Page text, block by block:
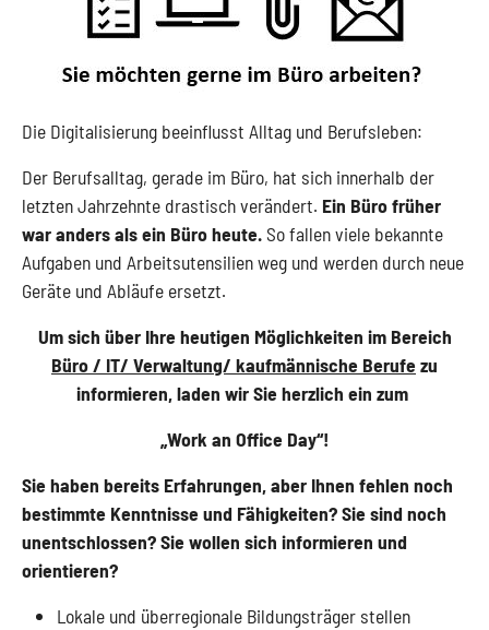
Die Digitalisierung beeinflusst Alltag und Berufsleben:
Der Berufsalltag, gerade im Büro, hat sich innerhalb der
letzten Jahrzehnte drastisch verändert. Ein Büro früher
war anders als ein Büro heute. So fallen viele bekannte
Aufgaben und Arbeitsutensilien weg und werden durch neue
Geräte und Abläufe ersetzt.
Um sich über Ihre heutigen Möglichkeiten im Bereich
Büro / IT/ Verwaltung/ kaufmännische Berufe zu
informieren, laden wir Sie herzlich ein zum
„Work an Office Day“!
Sie haben bereits Erfahrungen, aber Ihnen fehlen noch
bestimmte Kenntnisse und Fähigkeiten? Sie sind noch
unentschlossen? Sie wollen sich informieren und
orientieren?
Lokale und überregionale Bildungsträger stellen